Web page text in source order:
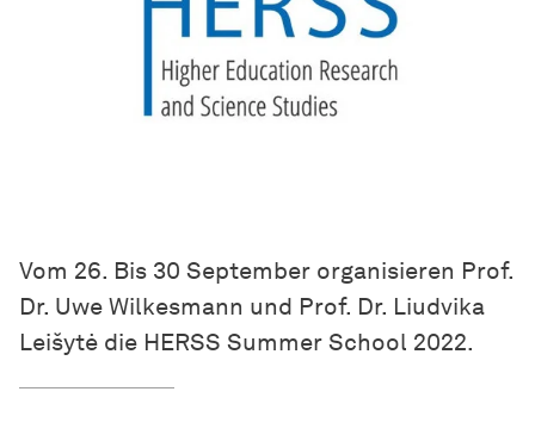
Vom 26. Bis 30 September organisieren Prof.
Dr. Uwe Wilkesmann und Prof. Dr. Liudvika
Leišytė die HERSS Summer School 2022.